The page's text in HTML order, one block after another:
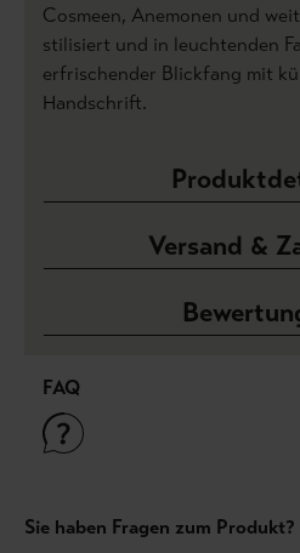
Cosmeen, Anemonen und
stilisiert und in leuchtenden
erfrischender Blickfang mit
Handschrift.
Versand &
FAQ
Sie haben Fragen zum Produkt?